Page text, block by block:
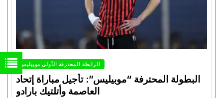
الرابطة المحترفة الأولى موبيليس
البطولة المحترفة “موبيليس”: تأجيل مباراة إتحاد
العاصمة وأتلتيك بارادو